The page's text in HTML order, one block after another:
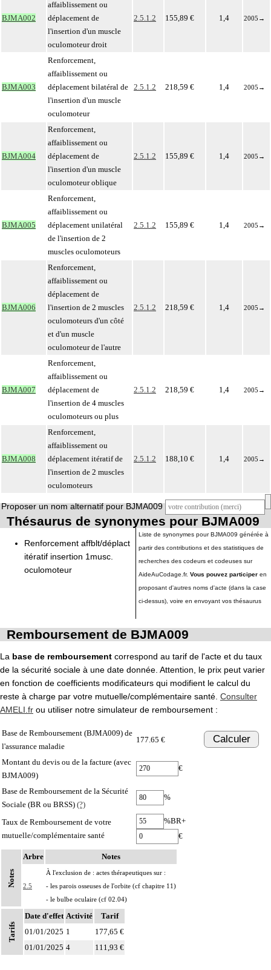
BJMA002
affaiblissement ou
déplacement de
l'insertion d'un muscle
oculomoteur droit
2.5.1.2 155,89 € 1,4 2005 →
BJMA003
Renforcement,
affaiblissement ou
déplacement bilatéral de
l'insertion d'un muscle
oculomoteur
2.5.1.2 218,59 € 1,4 2005 →
BJMA004
Renforcement,
affaiblissement ou
déplacement de
l'insertion d'un muscle
oculomoteur oblique
2.5.1.2 155,89 € 1,4 2005 →
BJMA005
Renforcement,
affaiblissement ou
déplacement unilatéral
de l'insertion de 2
muscles oculomoteurs
2.5.1.2 155,89 € 1,4 2005 →
BJMA006
Renforcement,
affaiblissement ou
déplacement de
l'insertion de 2 muscles
oculomoteurs d'un côté
et d'un muscle
oculomoteur de l'autre
2.5.1.2 218,59 € 1,4 2005 →
BJMA007
Renforcement,
affaiblissement ou
déplacement de
l'insertion de 4 muscles
oculomoteurs ou plus
2.5.1.2 218,59 € 1,4 2005 →
BJMA008
Renforcement,
affaiblissement ou
déplacement itératif de
l'insertion de 2 muscles
oculomoteurs
2.5.1.2 188,10 € 1,4 2005 →
Proposer un nom alternatif pour BJMA009
Thésaurus de synonymes pour BJMA009
Renforcement affblt/déplact
itératif insertion 1musc.
oculomoteur
Liste de synonymes pour BJMA009 générée à
partir des contributions et des statistiques de
recherches des codeurs et codeuses sur
AideAuCodage.fr. Vous pouvez participer en
proposant d'autres noms d'acte (dans la case
ci-dessus), voire en envoyant vos thésaurus
Remboursement de BJMA009
La base de remboursement correspond au tarif de l'acte et du taux
de la sécurité sociale à une date donnée. Attention, le prix peut varier
en fonction de coefficients modificateurs qui modifient le calcul du
reste à charge par votre mutuelle/complémentaire santé. Consulter
AMELI.fr ou utiliser notre simulateur de remboursement :
Base de Remboursement (BJMA009) de
l'assurance maladie
177.65 € Calculer
Montant du devis ou de la facture (avec
BJMA009)
€
Base de Remboursement de la Sécurité
Sociale (BR ou BRSS) (?)
%
Taux de Remboursement de votre
mutuelle/complémentaire santé
%BR+
€
Notes
Arbre Notes
2.5
À l'exclusion de : actes thérapeutiques sur :
- les parois osseuses de l'orbite (cf chapitre 11)
- le bulbe oculaire (cf 02.04)
Tarifs
Date d'effet Activité
Tarif
01/01/2025 1
177,65 €
01/01/2025 4 111,93 €